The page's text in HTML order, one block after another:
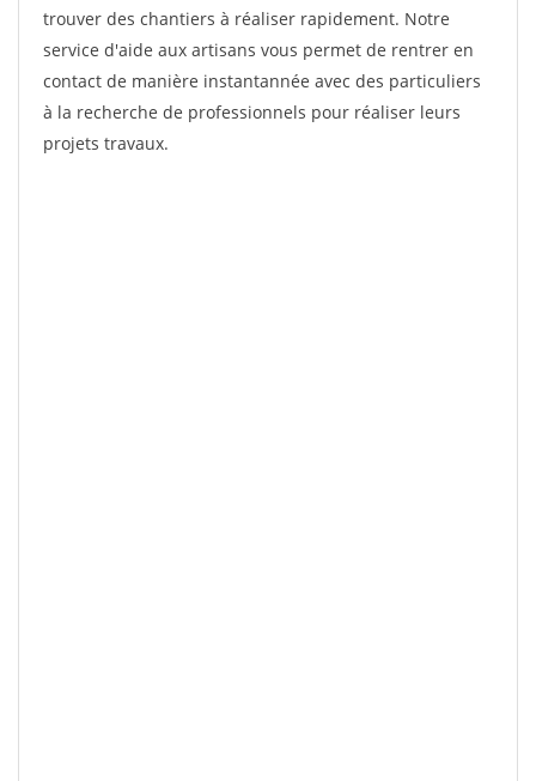
trouver des chantiers à réaliser rapidement. Notre
service d'aide aux artisans vous permet de rentrer en
contact de manière instantannée avec des particuliers
à la recherche de professionnels pour réaliser leurs
projets travaux.